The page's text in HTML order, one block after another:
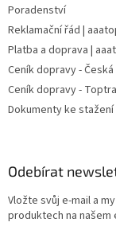
Poradenství
Reklamační řád |
Platba a doprava |
Ceník dopravy -
Ceník dopravy -
Dokumenty ke stažení
Odebírat
Vložte svůj e-mail a
produktech na našem